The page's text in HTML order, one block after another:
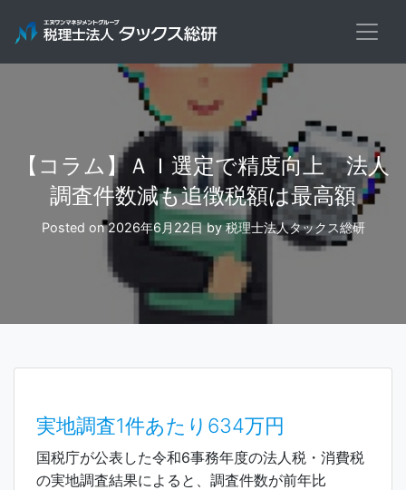
【コラム】ＡＩ選定で精度向上 法人
調査件数減も追徴税額は最高額
Posted on2026年6月22日by税理士法人タックス総研
実地調査1件あたり634万円
国税庁が公表した令和6事務年度の法人税・消費税
の実地調査結果によると、調査件数が前年比